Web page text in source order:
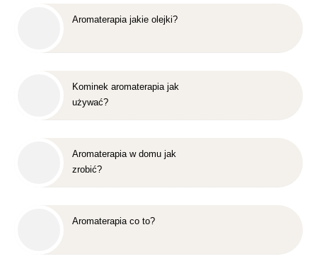
Aromaterapia jakie olejki?
Kominek aromaterapia jak
używać?
Aromaterapia w domu jak
zrobić?
Aromaterapia co to?